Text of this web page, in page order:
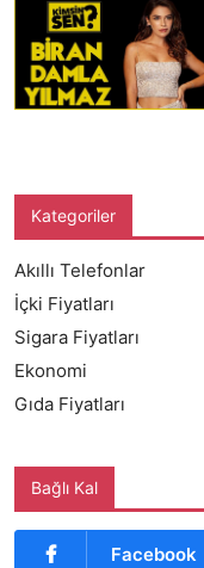
Kategoriler
Akıllı Telefonlar
İçki Fiyatları
Sigara Fiyatları
Ekonomi
Gıda Fiyatları
Bağlı Kal
Facebook